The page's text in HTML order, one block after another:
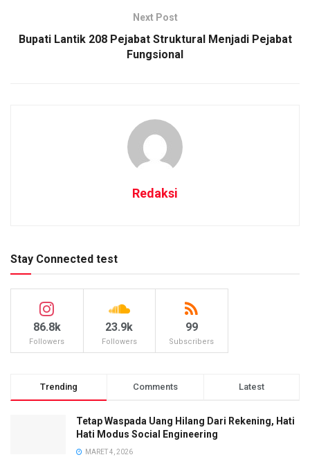
Next Post
Bupati Lantik 208 Pejabat Struktural Menjadi Pejabat
Fungsional
Redaksi
Stay Connected test
86.8k
Followers
23.9k
Followers
99
Subscribers
Trending Comments Latest
Tetap Waspada Uang Hilang Dari Rekening, Hati
Hati Modus Social Engineering
MARET 4, 2026